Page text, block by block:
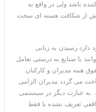
باشد ولی در واقع به
از شکافت هسته ای سخت
دارد رسیدن به زبانی
با صنایع به درستی تعامل
همه مدیران و کارکنان
می گردد مدیران الزامی
به عبارت دیگر در سیستمی
تعریف نشده یا فقط